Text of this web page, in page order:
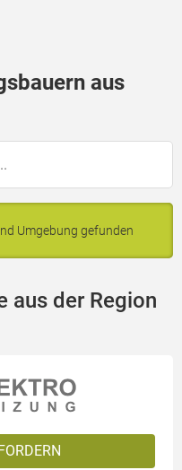
aus
Umgebung gefunden
aus der Region